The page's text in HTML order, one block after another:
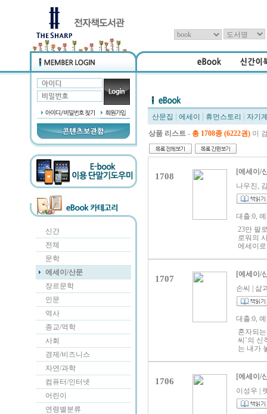
신간
전체
문학
에세이/산문
장르문학
인문
역사
종교/역학
사회
경제/비즈니스
자연/과학
컴퓨터/인터넷
어린이
연령별분류
산문집 에세이 휴먼스토리
자기
상품 리스트 - 총 1708종 (6222권) 이
1708
[에세이/
나우진,
대출:0,
23만 팔
로워의
에세이
지의
행동을
있을 것
적으로
형과 친
람과 함
인지 적
가 되고
는 그대
렵지 않
나이나
너무 지
을 이해
은 캐릭
적인 관
확히 인
1707
[에세이/
손씨 | 삶
대출:0,
혼자되
씨’의 신
는 내가
서 이야
개가 끄
하며, 연
〈거리
단한 소
1706
[에세이/
이성우 |